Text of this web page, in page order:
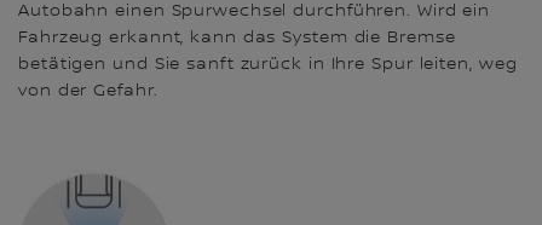
Autobahn einen Spurwechsel durchführen. Wird ein
Fahrzeug erkannt, kann das System die Bremse
betätigen und Sie sanft zurück in Ihre Spur leiten, weg
von der Gefahr.